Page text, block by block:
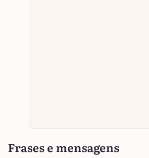
Frases e mensagens